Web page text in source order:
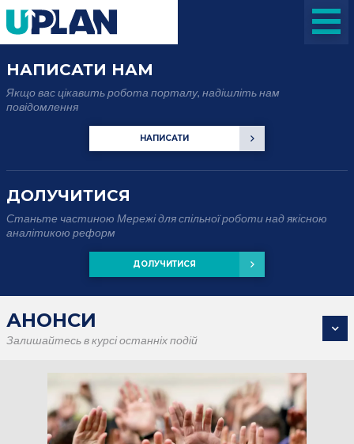
НАПИСАТИ НАМ
Якщо вас цікавить робота порталу, надішліть нам
повідомлення
НАПИСАТИ
ДОЛУЧИТИСЯ
Станьте частиною Мережі для спільної роботи над якісною
аналітикою реформ
ДОЛУЧИТИСЯ
АНОНСИ
Залишайтесь в курсі останніх подій